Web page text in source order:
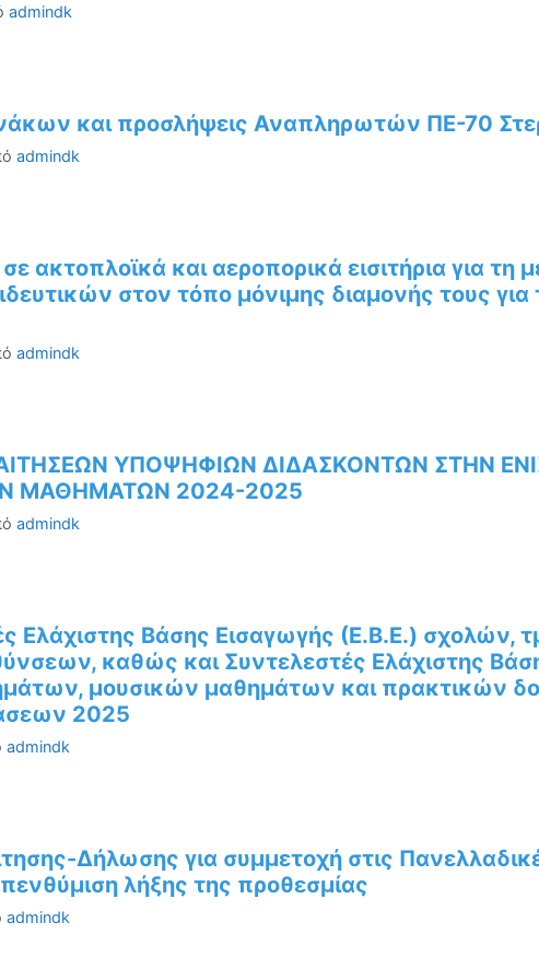
admindk
και προσλήψεις Αναπληρωτών ΠΕ-70
admindk
ακτοπλοϊκά και αεροπορικά εισιτήρια για τη
στον τόπο μόνιμης διαμονής τους για
admindk
ΥΠΟΨΗΦΙΩΝ ΔΙΔΑΣΚΟΝΤΩΝ ΣΤΗΝ
ΜΑΘΗΜΑΤΩΝ 2024-2025
admindk
Ελάχιστης Βάσης Εισαγωγής (Ε.Β.Ε.) σχολών,
καθώς και Συντελεστές Ελάχιστης
μουσικών μαθημάτων και πρακτικών
2025
admindk
Δήλωσης για συμμετοχή στις
λήξης της προθεσμίας
admindk